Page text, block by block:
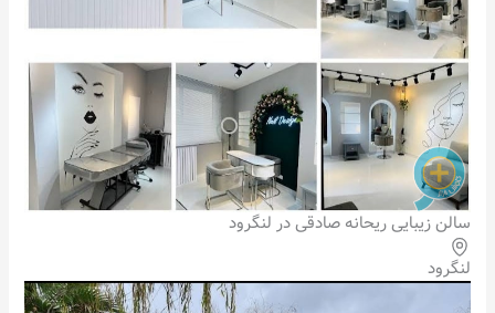
سالن زیبایی ریحانه صادقی در لنگرود
لنگرود